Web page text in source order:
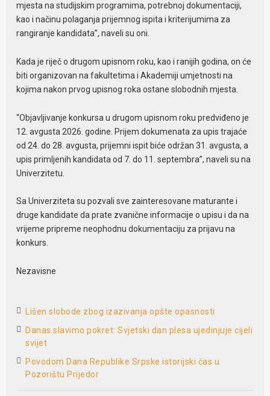
mjesta na studijskim programima, potrebnoj dokumentaciji,
kao i načinu polaganja prijemnog ispita i kriterijumima za
rangiranje kandidata”, naveli su oni.
Kada je riječ o drugom upisnom roku, kao i ranijih godina, on će
biti organizovan na fakultetima i Akademiji umjetnosti na
kojima nakon prvog upisnog roka ostane slobodnih mjesta.
“Objavljivanje konkursa u drugom upisnom roku predviđeno je
12. avgusta 2026. godine. Prijem dokumenata za upis trajaće
od 24. do 28. avgusta, prijemni ispit biće održan 31. avgusta, a
upis primljenih kandidata od 7. do 11. septembra”, naveli su na
Univerzitetu.
Sa Univerziteta su pozvali sve zainteresovane maturante i
druge kandidate da prate zvanične informacije o upisu i da na
vrijeme pripreme neophodnu dokumentaciju za prijavu na
konkurs.
Nezavisne
Lišen slobode zbog izazivanja opšte opasnosti
Danas slavimo pokret: Svjetski dan plesa ujedinjuje cijeli
svijet
Povodom Dana Republike Srpske istorijski čas u
Pozorištu Prijedor